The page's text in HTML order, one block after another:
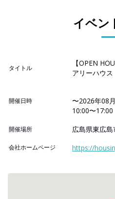
イベン
タイトル
【OPEN
アリーハウス
開催日時
〜2026年08
10:00〜17:00
開催場所 広島県東広
会社ホームページ https://